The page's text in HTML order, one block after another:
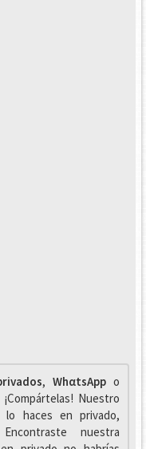
, WhαtsAppo
Nuestro
lo haces en privado,
nuestra